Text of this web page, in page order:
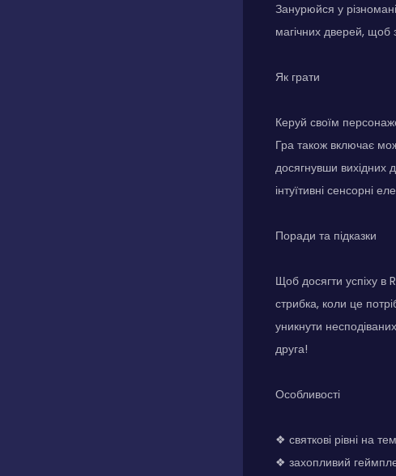
Занурюйся у
магічних дверей, щоб
Як грати
Керуй своїм
Гра також включає
досягнувши вихідних
інтуїтивні сенсорні
Поради та підказки
Щоб досягти успіху
стрибка, коли це
уникнути
друга!
Особливості
❖ святкові рівні на
❖ захопливий